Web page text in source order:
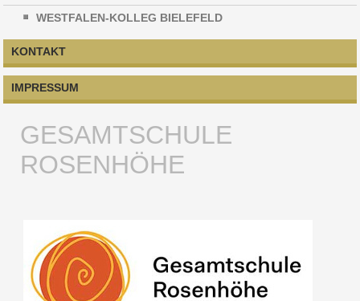
WESTFALEN-KOLLEG BIELEFELD
KONTAKT
IMPRESSUM
GESAMTSCHULE
ROSENHÖHE